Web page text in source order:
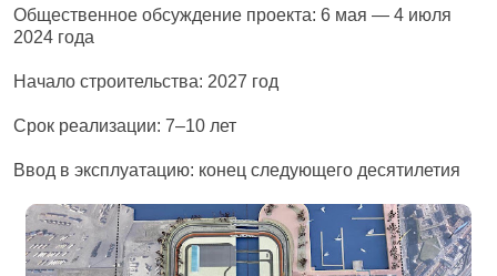
Общественное обсуждение проекта: 6 мая — 4 июля
2024 года
Начало строительства: 2027 год
Срок реализации: 7–10 лет
Ввод в эксплуатацию: конец следующего десятилетия